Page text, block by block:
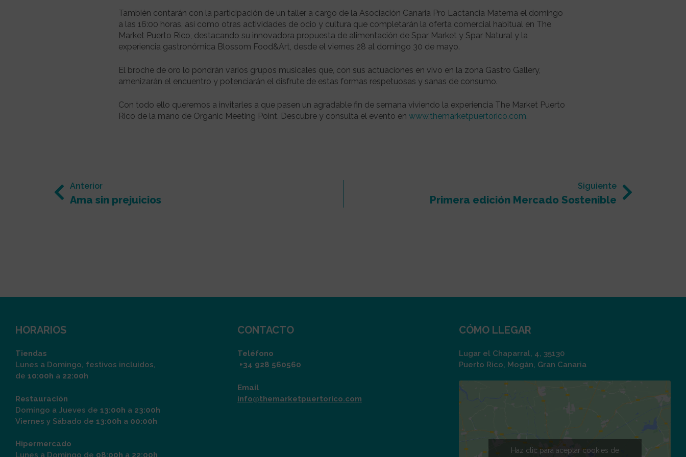
También contarán con la participación de un taller a cargo de la Asociación Canaria Pro Lactancia Materna el domingo
a las 16:00 horas, así como otras actividades de ocio y cultura que completarán la oferta comercial habitual en The
Market Puerto Rico, destacando su innovadora propuesta de alimentación de Spar Market y Spar Natural y la
experiencia gastronómica Blossom Food&Art, desde el viernes 28 al domingo 30 de mayo.
El broche de oro lo pondrán varios grupos musicales que, con sus actuaciones en vivo en la zona Gastro Gallery,
amenizarán el encuentro y potenciarán el disfrute de estas formas respetuosas y sanas de consumo.
Con todo ello queremos a invitarles a que pasen un agradable fin de semana viviendo la experiencia The Market Puerto
Rico de la mano de Organic Meeting Point. Descubre y consulta el evento en www.themarketpuertorico.com.
Anterior
Ama sin prejuicios
Siguiente
Primera edición Mercado Sostenible
HORARIOS
Tiendas
Lunes a Domingo, festivos incluidos,
de 10:00h a 22:00h
Restauración
Domingo a Jueves de 13:00h a 23:00h
Viernes y Sábado de 13:00h a 00:00h
Hipermercado
Lunes a Domingo de 08:00h a 22:00h
CONTACTO
Teléfono
+34 928 560560
Email
info@themarketpuertorico.com
CÓMO LLEGAR
Lugar el Chaparral, 4, 35130
Puerto Rico, Mogán, Gran Canaria
Haz clic para aceptar cookies de